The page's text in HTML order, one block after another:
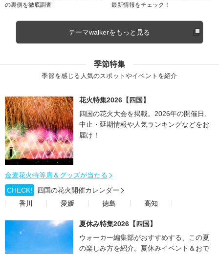
の裏側を徹底調査
最新情報をチェック！
テーマwalkerをもっと見る
季節特集
季節を感じる人気のスポットやイベントを紹介
花火特集2026【四国】
四国の花火大会を掲載。2026年の開催日、
中止・延期情報や人気ランキングなどをお
届け！
金麦花火特等席＆グッズが当たる
CHECK!
四国の花火開催カレンダー
香川
愛媛 徳島 高知
夏休み特集2026【四国】
ウォーカー編集部がおすすめする、この夏
の楽しみ方を紹介。夏休みイベント＆おで